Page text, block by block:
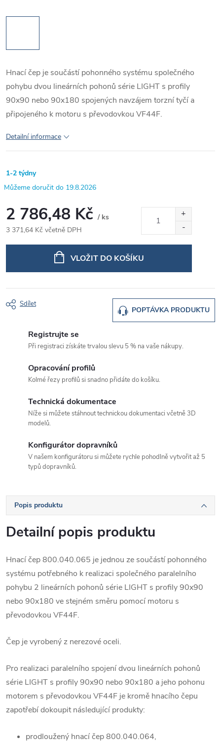
Hnací čep je součástí pohonného systému společného
pohybu dvou lineárních pohonů série LIGHT s profily
90x90 nebo 90x180 spojených navzájem torzní tyčí a
připojeného k motoru s převodovkou VF44F.
Detailní informace
1-2 týdny
19.8.2026
2 786,48 Kč / ks
3 371,64 Kč včetně DPH
VLOŽIT DO KOŠÍKU
POPTÁVKA PRODUKTU
Sdílet
Registrujte se
Při registraci získáte trvalou slevu 5 % na vaše nákupy.
Opracování profilů
Kolmé řezy profilů si snadno přidáte do košíku.
Technická dokumentace
Níže si můžete stáhnout technickou dokumentaci včetně 3D
modelů.
Konfigurátor dopravníků
V našem konfigurátoru si můžete rychle pohodlně vytvořit až 5
typů dopravníků.
Popis produktu
Detailní popis produktu
Hnací čep 800.040.065 je jednou ze součástí pohonného
systému potřebného k realizaci společného paralelního
pohybu 2 lineárních pohonů série LIGHT s profily 90x90
nebo 90x180 ve stejném směru pomocí motoru s
převodovkou VF44F.
Čep je vyrobený z nerezové oceli.
Pro realizaci paralelního spojení dvou lineárních pohonů
série LIGHT s profily 90x90 nebo 90x180 a jeho pohonu
motorem s převodovkou VF44F je kromě hnacího čepu
zapotřebí dokoupit následující produkty:
prodloužený hnací čep 800.040.064,